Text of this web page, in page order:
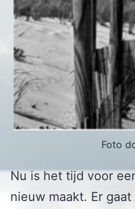
Foto
Nu is het tijd voor
nieuw maakt. Er